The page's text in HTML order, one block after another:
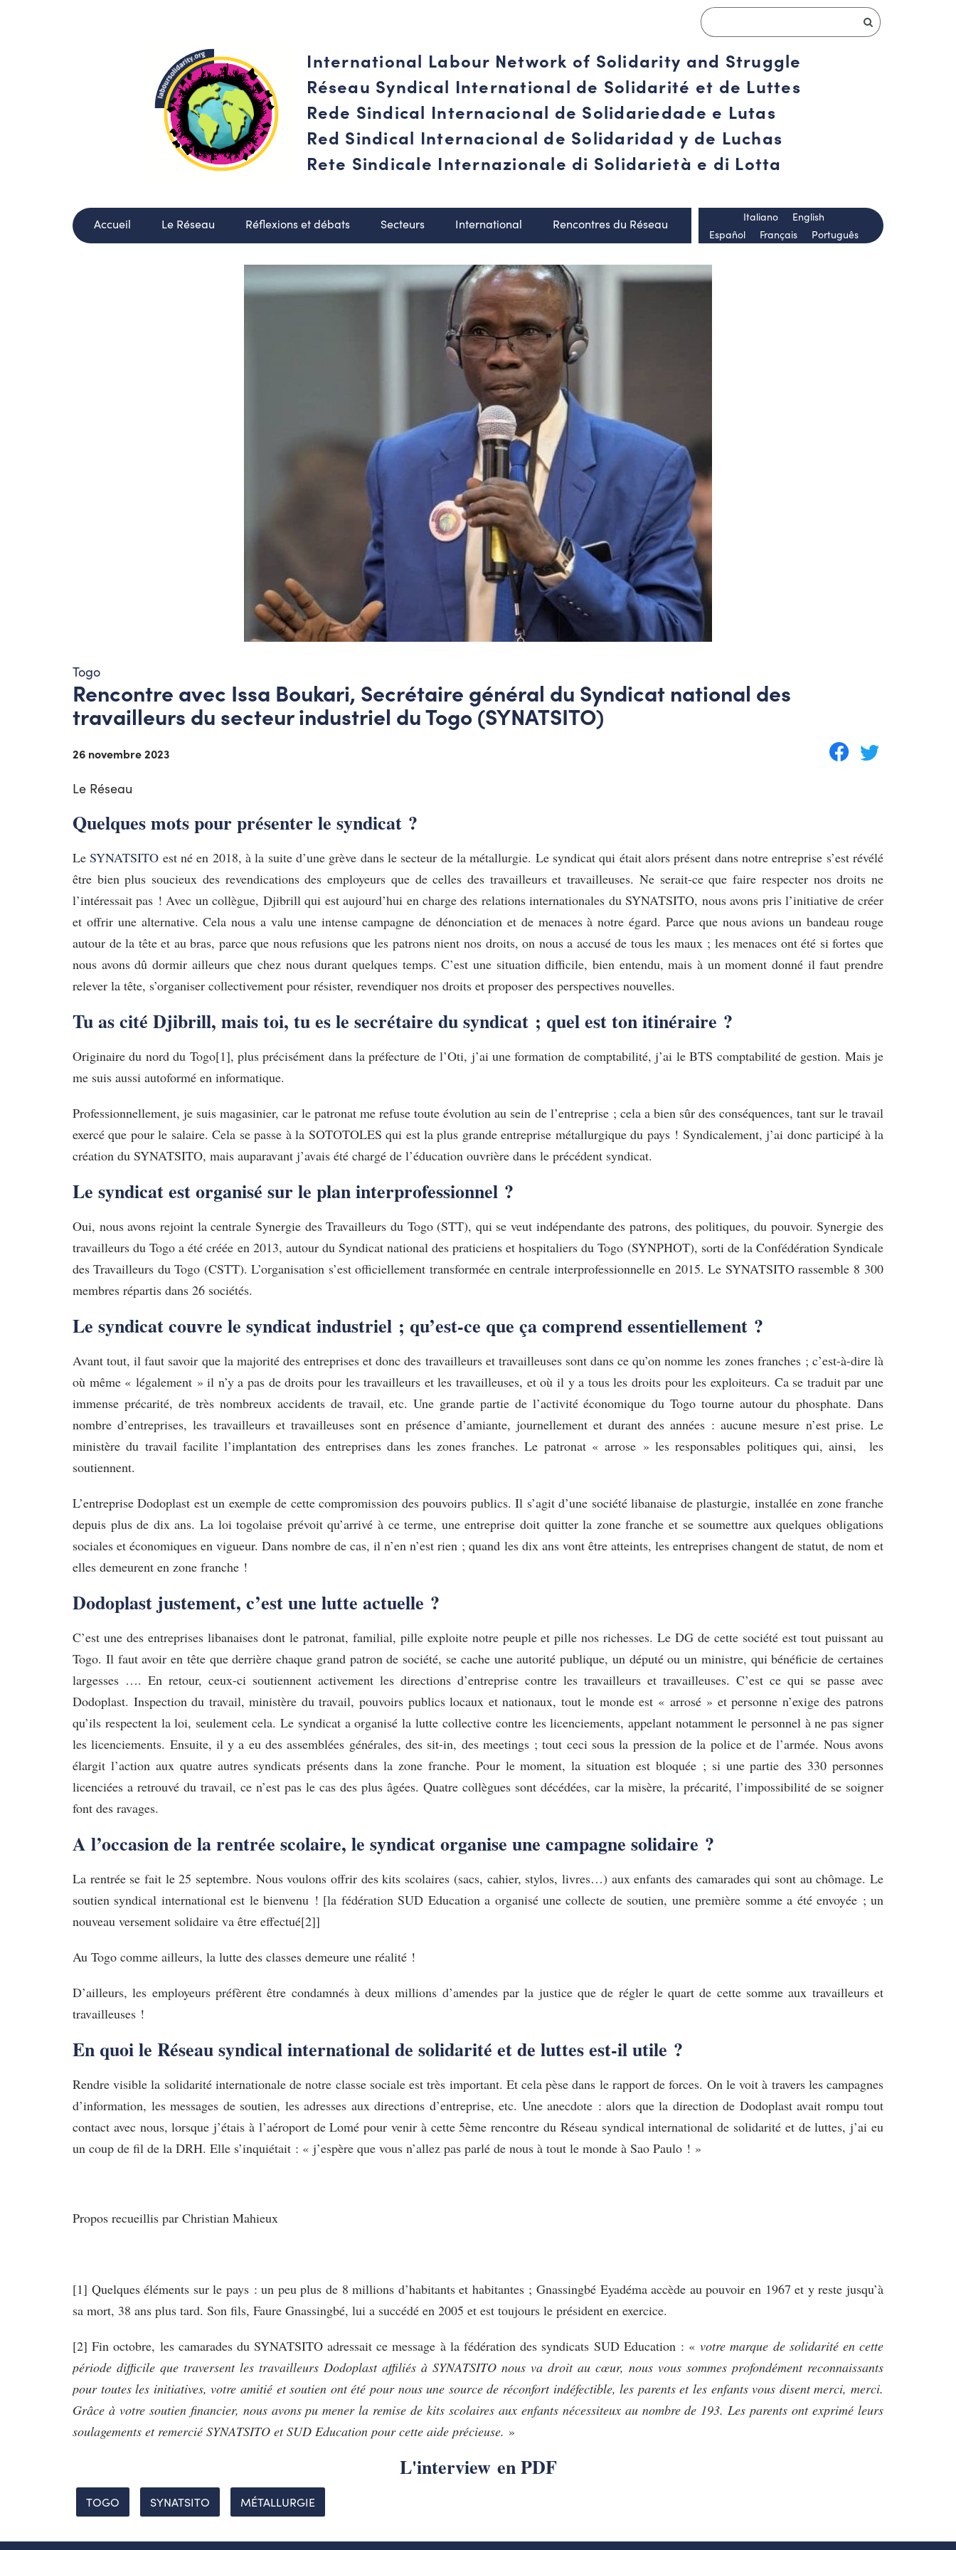
International Labour Network of Solidarity and Struggle
Réseau Syndical International de Solidarité et de Luttes
Rede Sindical Internacional de Solidariedade e Lutas
Red Sindical Internacional de Solidaridad y de Luchas
Rete Sindicale Internazionale di Solidarietà e di Lotta
Accueil Le Réseau Réflexions et débats Secteurs International Rencontres du Réseau
Español Français Português
Italiano English
Togo
Rencontre avec Issa Boukari, Secrétaire général du Syndicat national des
travailleurs du secteur industriel du Togo (SYNATSITO)
26 novembre 2023
Le Réseau
Quelques mots pour présenter le syndicat ?
LeSYNATSITO est né en 2018, à la suite d’une grève dans le secteur de la métallurgie. Le syndicat qui était alors présent dans notre entreprise s’est révélé
être bien plus soucieux des revendications des employeurs que de celles des travailleurs et travailleuses. Ne serait-ce que faire respecter nos droits ne
l’intéressait pas ! Avec un collègue, Djibrill qui est aujourd’hui en charge des relations internationales du SYNATSITO, nous avons pris l’initiative de créer
et offrir une alternative. Cela nous a valu une intense campagne de dénonciation et de menaces à notre égard. Parce que nous avions un bandeau rouge
autour de la tête et au bras, parce que nous refusions que les patrons nient nos droits, on nous a accusé de tous les maux ; les menaces ont été si fortes que
nous avons dû dormir ailleurs que chez nous durant quelques temps. C’est une situation difficile, bien entendu, mais à un moment donné il faut prendre
relever la tête, s’organiser collectivement pour résister, revendiquer nos droits et proposer des perspectives nouvelles.
Tu as cité Djibrill, mais toi, tu es le secrétaire du syndicat ; quel est ton itinéraire ?
Originaire du nord du Togo[1], plus précisément dans la préfecture de l’Oti, j’ai une formation de comptabilité, j’ai le BTS comptabilité de gestion. Mais je
me suis aussi autoformé en informatique.
Professionnellement, je suis magasinier, car le patronat me refuse toute évolution au sein de l’entreprise ; cela a bien sûr des conséquences, tant sur le travail
exercé que pour le salaire. Cela se passe à la SOTOTOLES qui est la plus grande entreprise métallurgique du pays ! Syndicalement, j’ai donc participé à la
création du SYNATSITO, mais auparavant j’avais été chargé de l’éducation ouvrière dans le précédent syndicat.
Le syndicat est organisé sur le plan interprofessionnel ?
Oui, nous avons rejoint la centrale Synergie des Travailleurs du Togo (STT), qui se veut indépendante des patrons, des politiques, du pouvoir. Synergie des
travailleurs du Togo a été créée en 2013, autour du Syndicat national des praticiens et hospitaliers du Togo (SYNPHOT), sorti de la Confédération Syndicale
des Travailleurs du Togo (CSTT). L’organisation s’est officiellement transformée en centrale interprofessionnelle en 2015. Le SYNATSITO rassemble 8 300
membres répartis dans 26 sociétés.
Le syndicat couvre le syndicat industriel ; qu’est-ce que ça comprend essentiellement ?
Avant tout, il faut savoir que la majorité des entreprises et donc des travailleurs et travailleuses sont dans ce qu’on nomme les zones franches ; c’est-à-dire là
où même « légalement » il n’y a pas de droits pour les travailleurs et les travailleuses, et où il y a tous les droits pour les exploiteurs. Ca se traduit par une
immense précarité, de très nombreux accidents de travail, etc. Une grande partie de l’activité économique du Togo tourne autour du phosphate. Dans
nombre d’entreprises, les travailleurs et travailleuses sont en présence d’amiante, journellement et durant des années : aucune mesure n’est prise. Le
ministère du travail facilite l’implantation des entreprises dans les zones franches. Le patronat « arrose » les responsables politiques qui, ainsi, les
soutiennent.
L’entreprise Dodoplast est un exemple de cette compromission des pouvoirs publics. Il s’agit d’une société libanaise de plasturgie, installée en zone franche
depuis plus de dix ans. La loi togolaise prévoit qu’arrivé à ce terme, une entreprise doit quitter la zone franche et se soumettre aux quelques obligations
sociales et économiques en vigueur. Dans nombre de cas, il n’en n’est rien ; quand les dix ans vont être atteints, les entreprises changent de statut, de nom et
elles demeurent en zone franche !
Dodoplast justement, c’est une lutte actuelle ?
C’est une des entreprises libanaises dont le patronat, familial, pille exploite notre peuple et pille nos richesses. Le DG de cette société est tout puissant au
Togo. Il faut avoir en tête que derrière chaque grand patron de société, se cache une autorité publique, un député ou un ministre, qui bénéficie de certaines
largesses …. En retour, ceux-ci soutiennent activement les directions d’entreprise contre les travailleurs et travailleuses. C’est ce qui se passe avec
Dodoplast. Inspection du travail, ministère du travail, pouvoirs publics locaux et nationaux, tout le monde est « arrosé » et personne n’exige des patrons
qu’ils respectent la loi, seulement cela. Le syndicat a organisé la lutte collective contre les licenciements, appelant notamment le personnel à ne pas signer
les licenciements. Ensuite, il y a eu des assemblées générales, des sit-in, des meetings ; tout ceci sous la pression de la police et de l’armée. Nous avons
élargit l’action aux quatre autres syndicats présents dans la zone franche. Pour le moment, la situation est bloquée ; si une partie des 330 personnes
licenciées a retrouvé du travail, ce n’est pas le cas des plus âgées. Quatre collègues sont décédées, car la misère, la précarité, l’impossibilité de se soigner
font des ravages.
A l’occasion de la rentrée scolaire, le syndicat organise une campagne solidaire ?
La rentrée se fait le 25 septembre. Nous voulons offrir des kits scolaires (sacs, cahier, stylos, livres…) aux enfants des camarades qui sont au chômage. Le
soutien syndical international est le bienvenu ! [la fédération SUD Education a organisé une collecte de soutien, une première somme a été envoyée ; un
nouveau versement solidaire va être effectué[2]]
Au Togo comme ailleurs, la lutte des classes demeure une réalité !
D’ailleurs, les employeurs préfèrent être condamnés à deux millions d’amendes par la justice que de régler le quart de cette somme aux travailleurs et
travailleuses !
En quoi le Réseau syndical international de solidarité et de luttes est-il utile ?
Rendre visible la solidarité internationale de notre classe sociale est très important. Et cela pèse dans le rapport de forces. On le voit à travers les campagnes
d’information, les messages de soutien, les adresses aux directions d’entreprise, etc. Une anecdote : alors que la direction de Dodoplast avait rompu tout
contact avec nous, lorsque j’étais à l’aéroport de Lomé pour venir à cette 5ème rencontre du Réseau syndical international de solidarité et de luttes, j’ai eu
un coup de fil de la DRH. Elle s’inquiétait : « j’espère que vous n’allez pas parlé de nous à tout le monde à Sao Paulo ! »
Propos recueillis par Christian Mahieux
[1] Quelques éléments sur le pays : un peu plus de 8 millions d’habitants et habitantes ; Gnassingbé Eyadéma accède au pouvoir en 1967 et y reste jusqu’à
sa mort, 38 ans plus tard. Son fils, Faure Gnassingbé, lui a succédé en 2005 et est toujours le président en exercice.
[2] Fin octobre, les camarades du SYNATSITO adressait ce message à la fédération des syndicats SUD Education : «votre marque de solidarité en cette
période difficile que traversent les travailleurs Dodoplast affiliés à SYNATSITO nous va droit au cœur, nous vous sommes profondément reconnaissants
pour toutes les initiatives, votre amitié et soutien ont été pour nous une source de réconfort indéfectible, les parents et les enfants vous disent merci, merci.
Grâce à votre soutien financier, nous avons pu mener la remise de kits scolaires aux enfants nécessiteux au nombre de 193. Les parents ont exprimé leurs
soulagements et remercié SYNATSITO et SUD Education pour cette aide précieuse. »
L'interview en PDF
TOGO SYNATSITO MÉTALLURGIE